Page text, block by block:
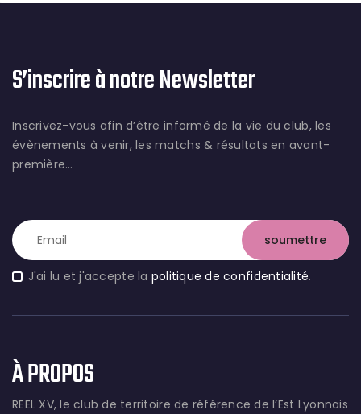
S’inscrire à notre Newsletter
Inscrivez-vous afin d’être informé de la vie du club, les
évènements à venir, les matchs & résultats en avant-
première…
J'ai lu et j'accepte la politique de confidentialité.
À PROPOS
REEL XV, le club de territoire de référence de l’Est Lyonnais